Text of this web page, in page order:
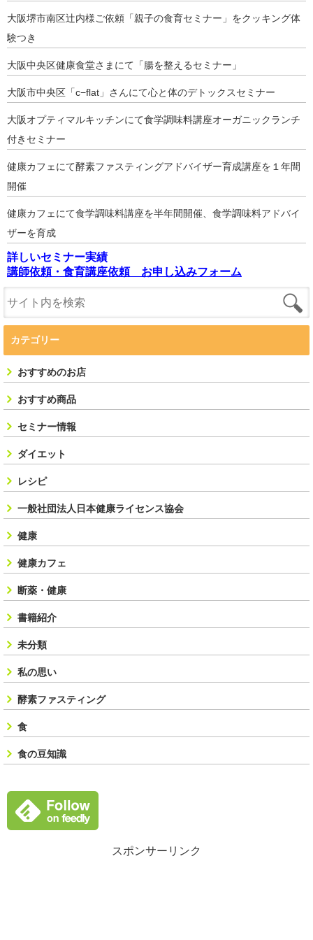
大阪堺市南区辻内様ご依頼「親子の食育セミナー」をクッキング体
験つき
大阪中央区健康食堂さまにて「腸を整えるセミナー」
大阪市中央区「c−flat」さんにて心と体のデトックスセミナー
大阪オプティマルキッチンにて食学調味料講座オーガニックランチ
付きセミナー
健康カフェにて酵素ファスティングアドバイザー育成講座を１年間
開催
健康カフェにて食学調味料講座を半年間開催、食学調味料アドバイ
ザーを育成
詳しいセミナー実績
講師依頼・食育講座依頼 お申し込みフォーム
カテゴリー
おすすめのお店
おすすめ商品
セミナー情報
ダイエット
レシピ
一般社団法人日本健康ライセンス協会
健康
健康カフェ
断薬・健康
書籍紹介
未分類
私の思い
酵素ファスティング
食
食の豆知識
スポンサーリンク